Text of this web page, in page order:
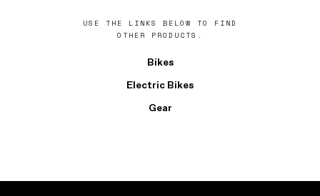
USE THE LINKS BELOW TO FIND
OTHER PRODUCTS.
Bikes
Electric Bikes
Gear